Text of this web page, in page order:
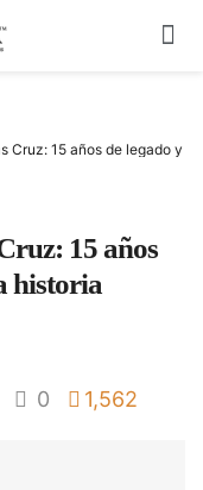
Cruz: 15 años de legado y
15 años
historia
0 1,562